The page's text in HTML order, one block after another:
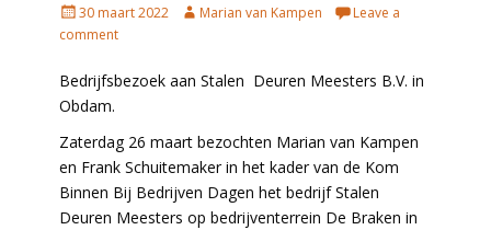
Posted
on
30 maart 2022 AuthorMarian van Kampen
Leave a
comment
Bedrijfsbezoek aan Stalen Deuren Meesters B.V. in
Obdam.
Zaterdag 26 maart bezochten Marian van Kampen
en Frank Schuitemaker in het kader van de Kom
Binnen Bij Bedrijven Dagen het bedrijf Stalen
Deuren Meesters op bedrijventerrein De Braken in